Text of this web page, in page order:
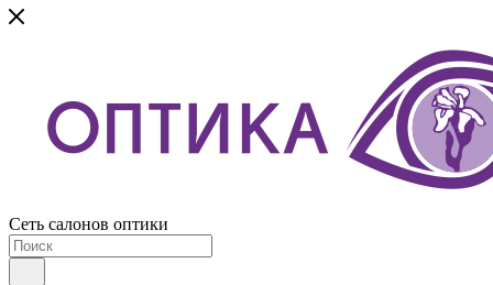
Сеть салонов оптики